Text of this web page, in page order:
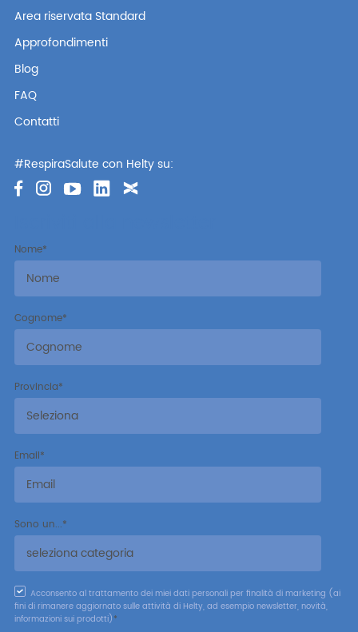
Area riservata Standard
Approfondimenti
Blog
FAQ
Contatti
#RespiraSalute con Helty su:
Nome*
Cognome*
Provincia*
Email*
Sono un...*
Acconsento al trattamento dei miei dati personali per finalità di marketing (ai
fini di rimanere aggiornato sulle attività di Helty, ad esempio newsletter, novità,
informazioni sui prodotti)*